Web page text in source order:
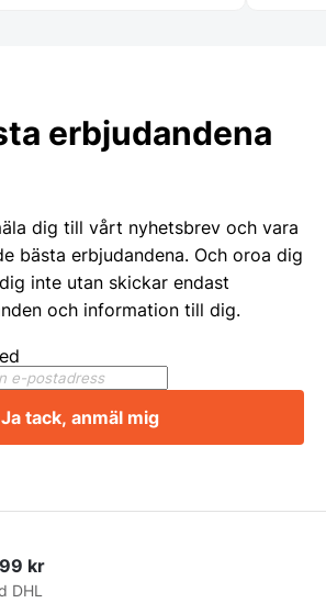
erbjudandena
dig till vårt nyhetsbrev och vara
bästa erbjudandena. Och oroa dig
inte utan skickar endast
och information till dig.
Ja tack, anmäl mig
kr
DHL